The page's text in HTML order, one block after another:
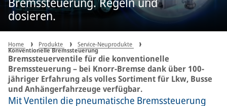
dosieren.
Home Produkte Service-Neuprodukte
Konventionelle Bremssteuerung
Bremssteuerventile für die konventionelle
Bremssteuerung – bei Knorr-Bremse dank über 100-
jähriger Erfahrung als volles Sortiment für Lkw, Busse
und Anhängerfahrzeuge verfügbar.
Mit Ventilen die pneumatische Bremssteuerung